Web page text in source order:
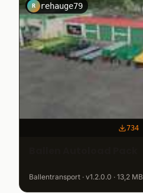
R rehauge79
734
Ballentransport · v1.2.0.0 · 13,2 MB